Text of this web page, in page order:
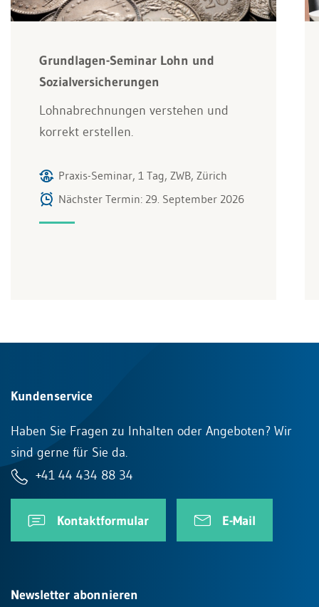
Grundlagen-Seminar Lohn und
Sozialversicherungen
Lohnabrechnungen verstehen und
korrekt erstellen.
Praxis-Seminar, 1 Tag, ZWB, Zürich
Nächster Termin: 29. September 2026
Kundenservice
Haben Sie Fragen zu Inhalten oder Angeboten? Wir
sind gerne für Sie da.
+41 44 434 88 34
Kontaktformular E-Mail
Newsletter abonnieren